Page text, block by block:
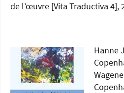
de l’œuvre [Vita Traductiva 4],
Hanne